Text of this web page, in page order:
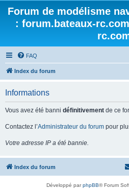
Forum de modélisme
: forum.bateaux-
FAQ
Index du forum
Informations
Vous avez été banni définitivement de ce
Contactez l’Administrateur du forum pour
Votre adresse IP a été bannie.
Index du forum
Développé parphpBB® Forum